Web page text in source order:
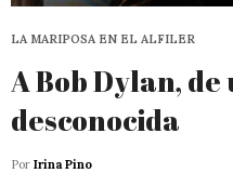
LA MARIPOSA EN EL ALFILER
A Bob Dylan,
desconocida
Por Irina Pino